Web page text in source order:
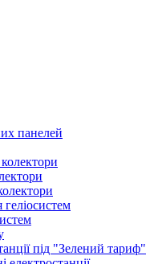
панелей
під "Зелений тариф"